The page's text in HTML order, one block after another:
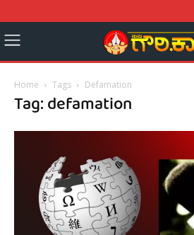
Home Tags Defamation
Tag: defamation